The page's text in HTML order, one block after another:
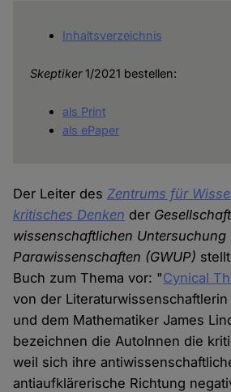
Inhaltsverzeichnis
Skeptiker1/2021 bestellen:
als Print
als ePaper
Der Leiter des Zentrums für
kritisches Denken der
wissenschaftlichen Untersuchung
Parawissenschaften (GWUP)
Buch zum Thema vor: "Cynical
von der
und dem Mathematiker James
bezeichnen die AutoInnen die
weil sich ihre
antiaufklärerische Richtung